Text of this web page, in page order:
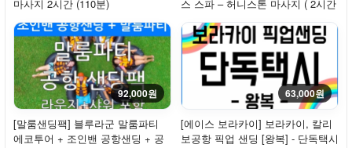
마사지 2시간 (110분)
스 스파 – 허니스톤 마사지 ( 2시간
92,000원
[말룸샌딩팩] 블루라군 말룸파티
에코투어 + 조인밴 공항샌딩 + 공
63,000원
[에이스 보라카이] 보라카이, 칼리
보공항 픽업 샌딩 [왕복] - 단독택시